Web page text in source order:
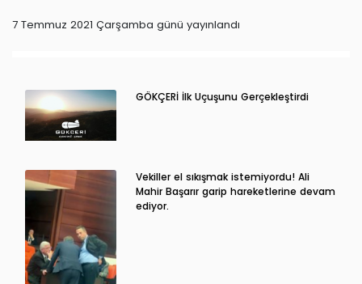
7 Temmuz 2021 Çarşamba günü yayınlandı
GÖKÇERİ İlk Uçuşunu Gerçekleştirdi
Vekiller el sıkışmak istemiyordu! Ali
Mahir Başarır garip hareketlerine devam
ediyor.